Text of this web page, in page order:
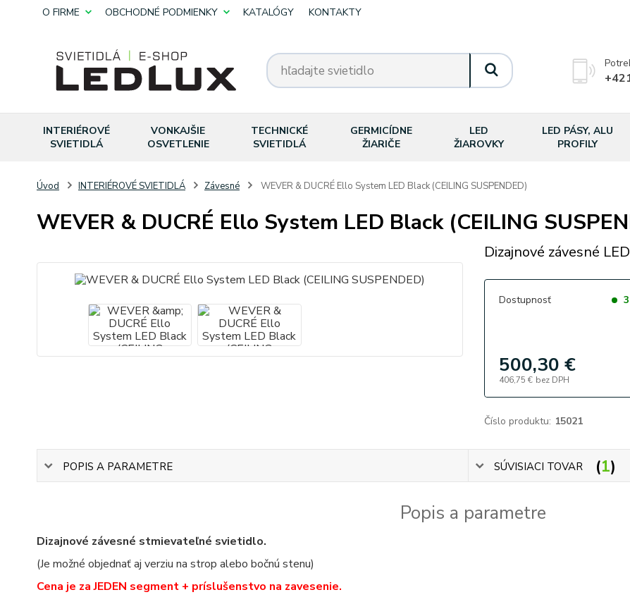
O FIRME OBCHODNÉ PODMIENKY KATALÓGY KONTAKTY
INTERIÉROVÉ
SVIETIDLÁ
VONKAJŠIE
OSVETLENIE
TECHNICKÉ
SVIETIDLÁ
GERMICÍDNE
ŽIARIČE
LED
ŽIAROVKY
LED PÁSY, ALU
PROFILY
Úvod INTERIÉROVÉ SVIETIDLÁ Závesné WEVER & DUCRÉ Ello System LED Black (CEILING SUSPENDED)
WEVER & DUCRÉ Ello System LED Black (CEILING
Dizajnové závesné
Dostupnosť
500,30 €
406,75 € bez DPH
Číslo produktu: 15021
POPIS A PARAMETRE SÚVISIACI TOVAR 1
Popis a parametre
Dizajnové závesné stmievateľné svietidlo.
(Je možné objednať aj verziu na strop alebo bočnú stenu)
Cena je za JEDEN segment + príslušenstvo na zavesenie.